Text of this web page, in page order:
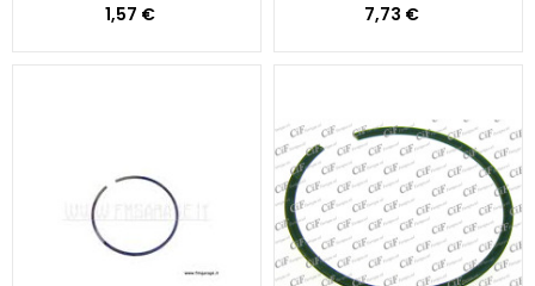
1,57 € 7,73 €